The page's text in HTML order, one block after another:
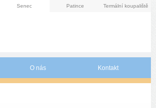
Senec Patince Termální koupaliště
O nás Kontakt